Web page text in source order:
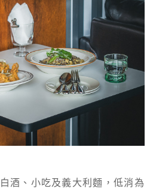
酒、小吃及義大利麵，低消為